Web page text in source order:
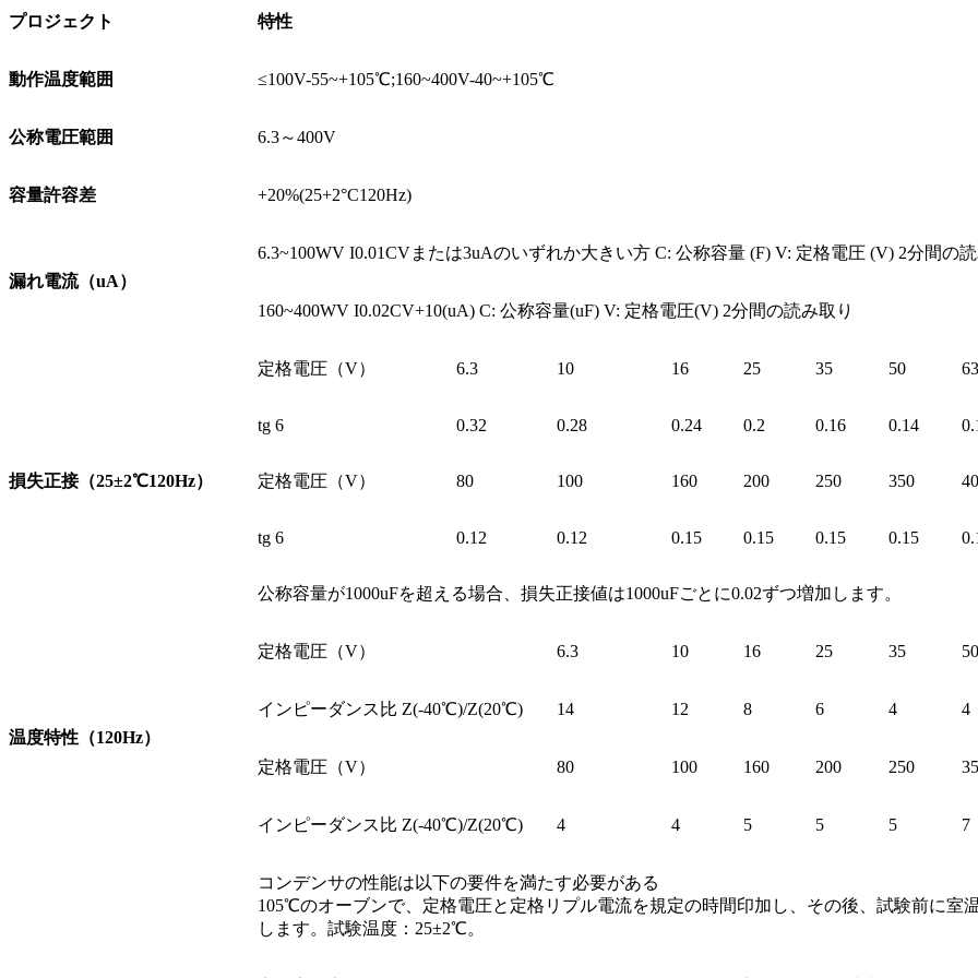
プロジェクト 特性
動作温度範囲 ≤100V-55~+105℃;160~400V-40~+105℃
公称電圧範囲 6.3～400V
容量許容差 +20%(25+2°C120Hz)
漏れ電流（uA）
6.3~100WV I0.01CVまたは3uAのいずれか大きい方 C: 公称容量 (F) V: 定格電圧 (V) 2分間の読
160~400WV I0.02CV+10(uA) C: 公称容量(uF) V: 定格電圧(V) 2分間の読み取り
損失正接（25±2℃120Hz）
定格電圧（V） 6.3 10 16 25 35 50 63
tg 6 0.32 0.28 0.24 0.2 0.16 0.14
定格電圧（V） 80 100 160 200 250 350
tg 6 0.12 0.12 0.15 0.15 0.15 0.15
公称容量が1000uFを超える場合、損失正接値は1000uFごとに0.02ずつ増加します。
温度特性（120Hz）
定格電圧（V） 6.3 10 16 25 35 50
インピーダンス比 Z(-40℃)/Z(20℃) 14 12 8 6 4 4
定格電圧（V） 80 100 160 200 250
インピーダンス比 Z(-40℃)/Z(20℃) 4 4 5 5 5 7
コンデンサの性能は以下の要件を満たす必要がある
105℃のオーブンで、定格電圧と定格リプル電流を規定の時間印加し、その後、試験前に室
します。試験温度：25±2℃。